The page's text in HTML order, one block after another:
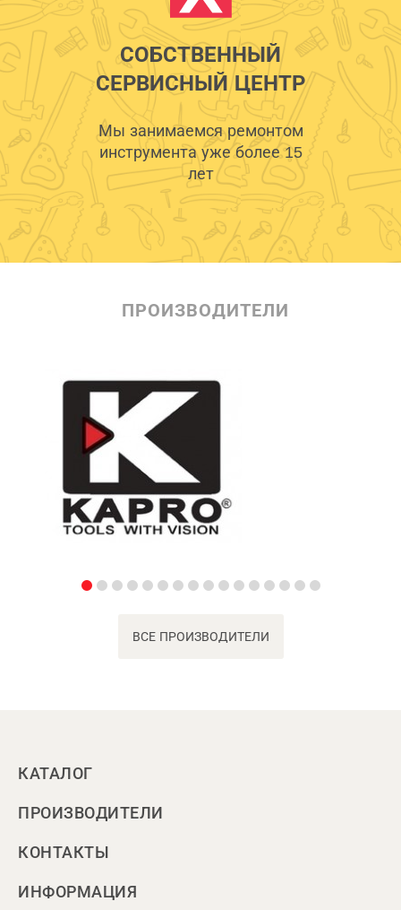
СОБСТВЕННЫЙ
СЕРВИСНЫЙ ЦЕНТР
Мы занимаемся ремонтом
инструмента уже более 15
лет
ПРОИЗВОДИТЕЛИ
ВСЕ ПРОИЗВОДИТЕЛИ
КАТАЛОГ
ПРОИЗВОДИТЕЛИ
КОНТАКТЫ
ИНФОРМАЦИЯ